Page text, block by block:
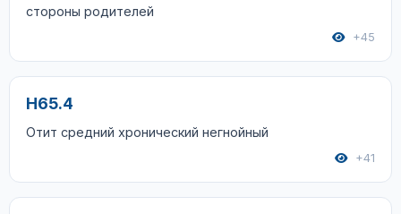
стороны родителей
+45
H65.4
Отит средний хронический негнойный
+41